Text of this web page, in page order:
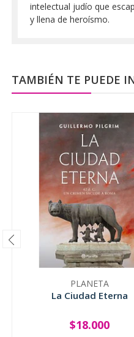
intelectual judío que
y llena de heroísmo.
TAMBIÉN TE PUEDE
PLANETA
La Ciudad Eterna
+
$18.000